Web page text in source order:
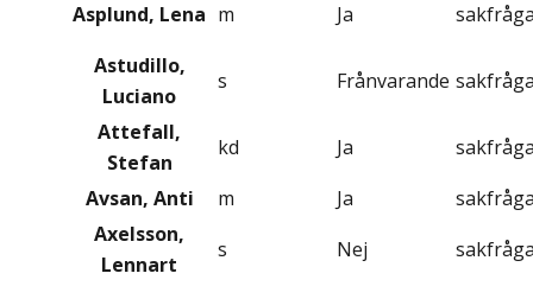
Asplund, Lena m Ja
Astudillo,
Luciano
s Frånvarande
Attefall,
Stefan
kd Ja
Avsan, Anti
m Ja
Axelsson,
Lennart
s Nej